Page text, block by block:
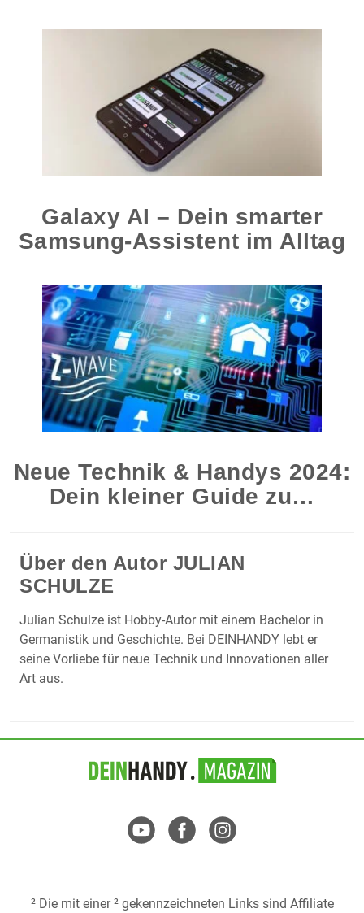
Galaxy AI – Dein smarter
Samsung-Assistent im Alltag
Neue Technik & Handys 2024:
Dein kleiner Guide zu…
Über den Autor JULIAN
SCHULZE
Julian Schulze ist Hobby-Autor mit einem Bachelor in
Germanistik und Geschichte. Bei DEINHANDY lebt er
seine Vorliebe für neue Technik und Innovationen aller
Art aus.
² Die mit einer ² gekennzeichneten Links sind Affiliate